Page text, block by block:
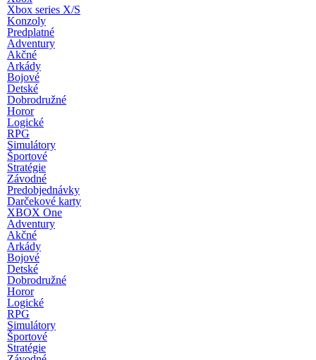
Xbox series X/S
Konzoly
Predplatné
Adventury
Akčné
Arkády
Bojové
Detské
Dobrodružné
Horor
Logické
RPG
Simulátory
Športové
Stratégie
Závodné
Predobjednávky
Darčekové karty
XBOX One
Adventury
Akčné
Arkády
Bojové
Detské
Dobrodružné
Horor
Logické
RPG
Simulátory
Športové
Stratégie